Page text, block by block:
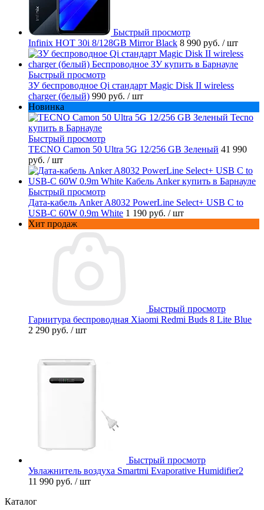
Быстрый просмотр
Infinix HOT 30i 8/128GB Mirror Black 8 990 руб. / шт
Быстрый просмотр
ЗУ беспроводное Qi стандарт Magic Disk II wireless
charger (белый) 990 руб. / шт
Новинка
Быстрый просмотр
TECNO Camon 50 Ultra 5G 12/256 GB Зеленый 41 990
руб. / шт
Быстрый просмотр
Дата-кабель Anker A8032 PowerLine Select+ USB C to
USB-C 60W 0.9m White 1 190 руб. / шт
Хит продаж
Быстрый просмотр
Гарнитура беспроводная Xiaomi Redmi Buds 8 Lite Blue
2 290 руб. / шт
Быстрый просмотр
Увлажнитель воздуха Smartmi Evaporative Humidifier2
11 990 руб. / шт
Каталог